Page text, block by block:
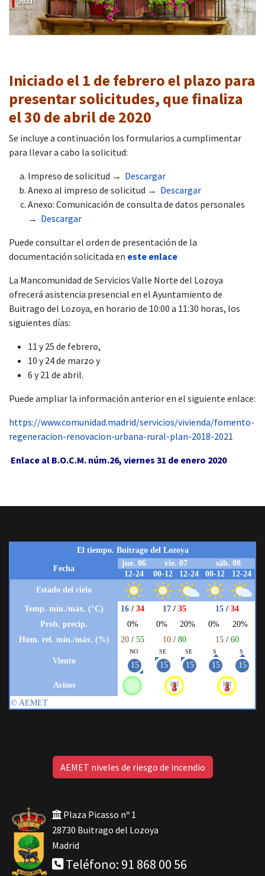
Iniciado el 1 de febrero el plazo para
presentar solicitudes, que finaliza
el 30 de abril de 2020
Se incluye a continuación los formularios a cumplimentar
para llevar a cabo la solicitud:
Impreso de solicitud → Descargar
Anexo al impreso de solicitud → Descargar
Anexo: Comunicación de consulta de datos personales
→ Descargar
Puede consultar el orden de presentación de la
documentación solicitada en este enlace
La Mancomunidad de Servicios Valle Norte del Lozoya
ofrecerá asistencia presencial en el Ayuntamiento de
Buitrago del Lozoya, en horario de 10:00 a 11:30 horas, los
siguientes días:
11 y 25 de febrero,
10 y 24 de marzo y
6 y 21 de abril.
Puede ampliar la información anterior en el siguiente enlace:
https://www.comunidad.madrid/servicios/vivienda/fomento-
regeneracion-renovacion-urbana-rural-plan-2018-2021
Enlace al B.O.C.M. núm.26, viernes 31 de enero 2020
AEMET niveles de riesgo de incendio
Plaza Picasso nº 1
28730 Buitrago del Lozoya
Madrid
Teléfono: 91 868 00 56